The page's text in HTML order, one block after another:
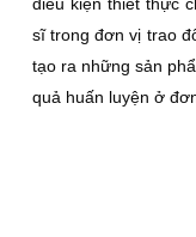
điều kiện thiết thực
sĩ trong đơn vị trao
tạo ra những sản
quả huấn luyện ở